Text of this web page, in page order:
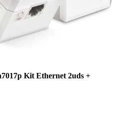
Kit Ethernet 2uds +